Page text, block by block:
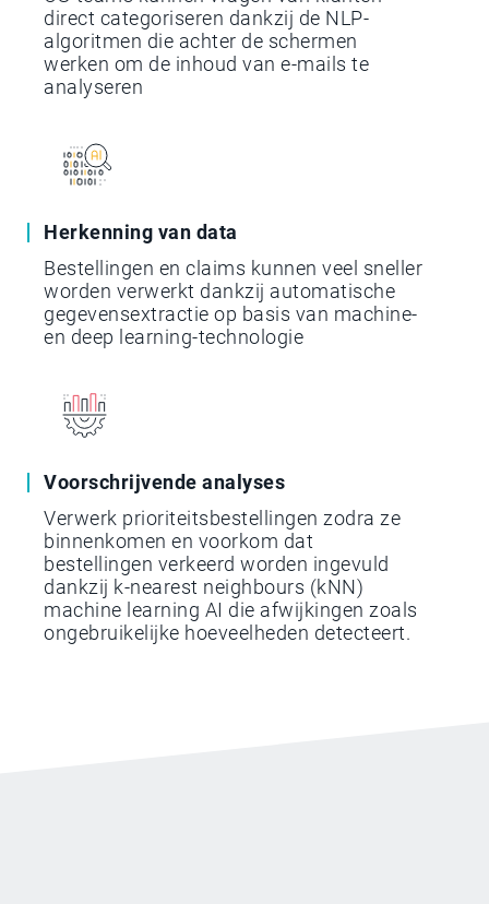
direct categoriseren dankzij de NLP-
algoritmen die achter de schermen
werken om de inhoud van e-mails te
analyseren
Herkenning van data
Bestellingen en claims kunnen veel sneller
worden verwerkt dankzij automatische
gegevensextractie op basis van machine-
en deep learning-technologie
Voorschrijvende analyses
Verwerk prioriteitsbestellingen zodra ze
binnenkomen en voorkom dat
bestellingen verkeerd worden ingevuld
dankzij k-nearest neighbours (kNN)
machine learning AI die afwijkingen zoals
ongebruikelijke hoeveelheden detecteert.